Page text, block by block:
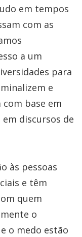
em tempos
com as
a um
para
e
base em
discursos de
às pessoas
e têm
quem
o
o medo estão